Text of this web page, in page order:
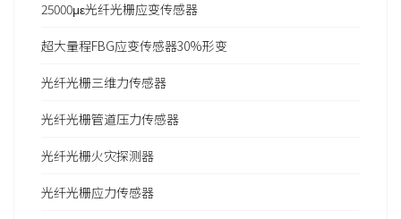
25000με光纤光栅应变传感器
超大量程FBG应变传感器30%形变
光纤光栅三维力传感器
光纤光栅管道压力传感器
光纤光栅火灾探测器
光纤光栅应力传感器